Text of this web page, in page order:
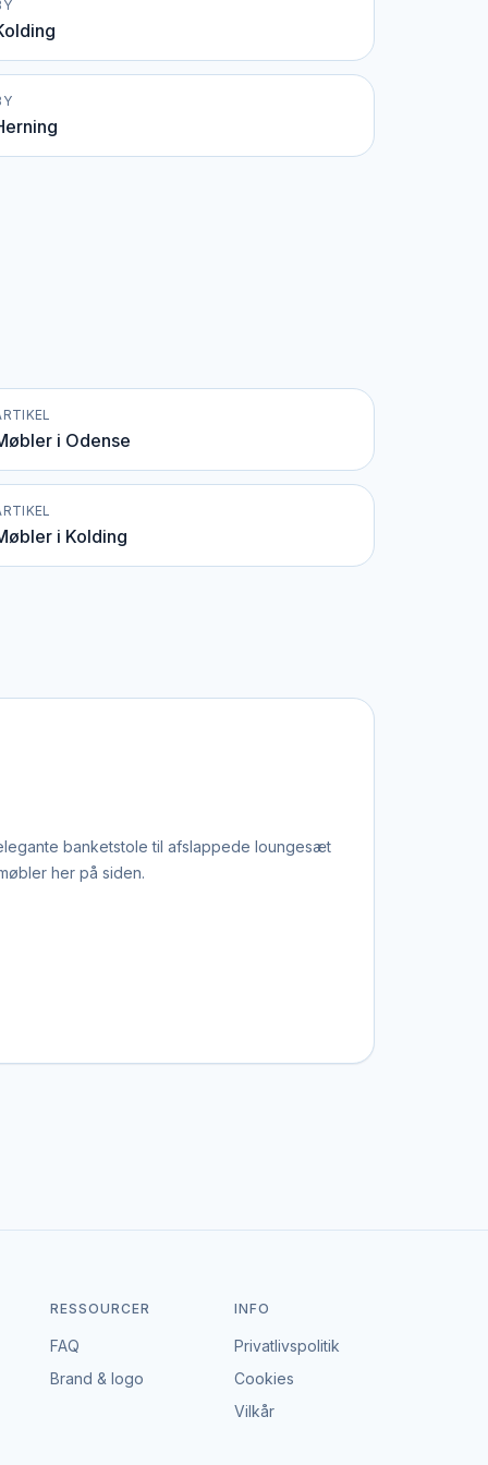
i Odense
i Kolding
banketstole til afslappede loungesæt
her på siden.
stemning til sommerfester og
udendørsmøbler i plast, aluminium eller
RESSOURCER
FAQ
Brand & logo
INFO
Privatlivspolitik
Cookies
Vilkår